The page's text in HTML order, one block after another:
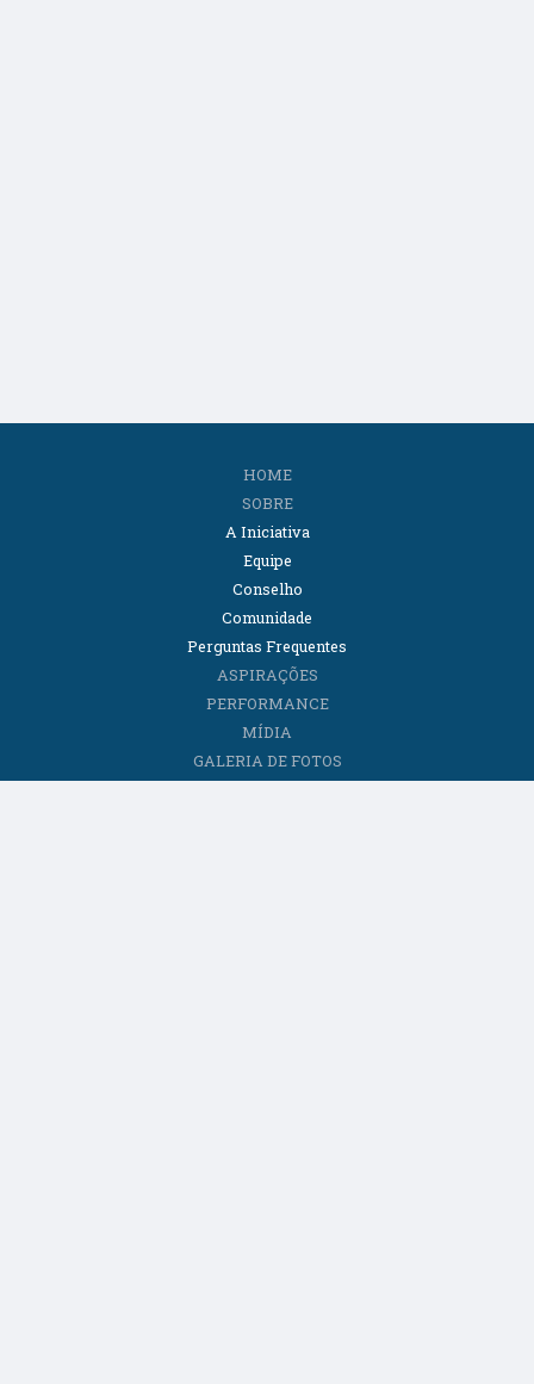
HOME
SOBRE
A Iniciativa
Equipe
Conselho
Comunidade
Perguntas Frequentes
ASPIRAÇÕES
PERFORMANCE
MÍDIA
GALERIA DE FOTOS